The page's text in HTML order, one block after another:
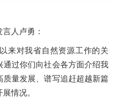
人卢勇：
来对我省自然资源工作的关
过你们向社会各方面介绍我
量发展、谱写追赶超越新篇
情况。